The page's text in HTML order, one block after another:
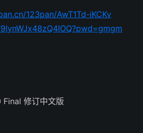
123pan/AwT1Td-iKCKv
修订中文版